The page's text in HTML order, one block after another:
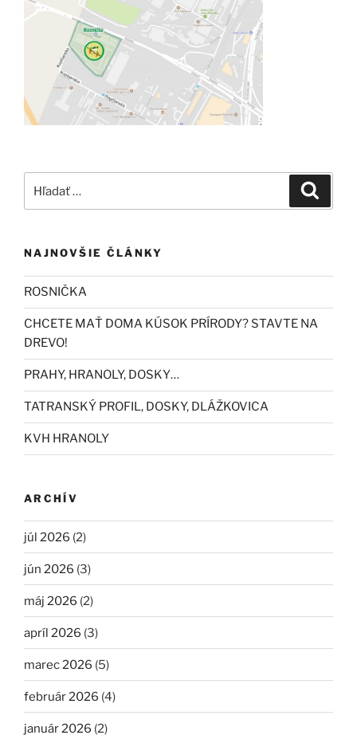
NAJNOVŠIE ČLÁNKY
ROSNIČKA
CHCETE MAŤ DOMA KÚSOK PRÍRODY? STAVTE NA
DREVO!
PRAHY, HRANOLY, DOSKY…
TATRANSKÝ PROFIL, DOSKY, DLÁŽKOVICA
KVH HRANOLY
ARCHÍV
júl 2026 (2)
jún 2026 (3)
máj 2026 (2)
apríl 2026 (3)
marec 2026 (5)
február 2026 (4)
január 2026 (2)